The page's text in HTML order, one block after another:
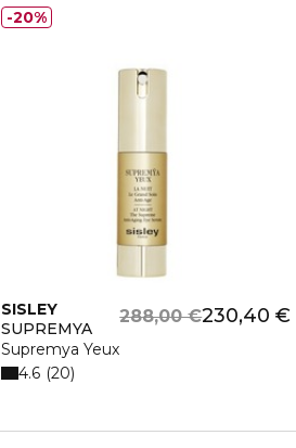
SISLEY
SUPREMYA
Supremya Yeux
230,40 €
288,00 €
4.6 20
20%